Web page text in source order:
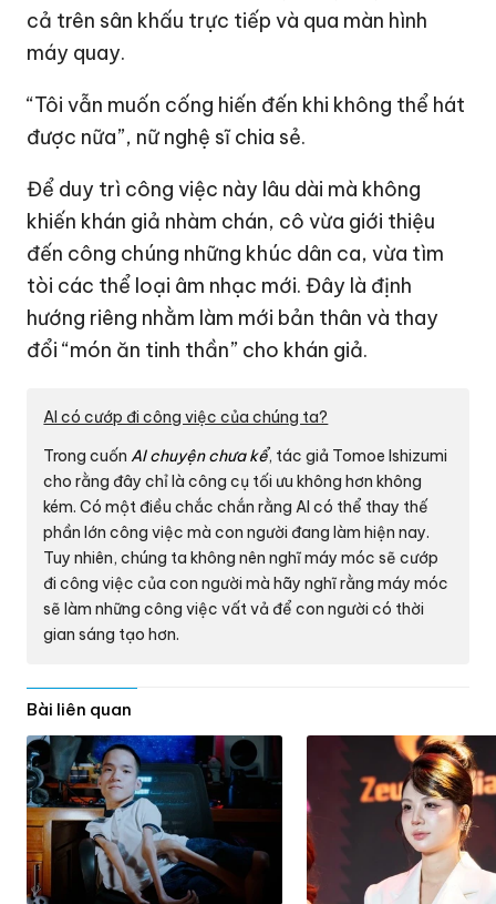
cả trên sân khấu trực tiếp và qua màn hình
máy quay.
“Tôi vẫn muốn cống hiến đến khi không thể hát
được nữa”, nữ nghệ sĩ chia sẻ.
Để duy trì công việc này lâu dài mà không
khiến khán giả nhàm chán, cô vừa giới thiệu
đến công chúng những khúc dân ca, vừa tìm
tòi các thể loại âm nhạc mới. Đây là định
hướng riêng nhằm làm mới bản thân và thay
đổi “món ăn tinh thần” cho khán giả.
AI có cướp đi công việc của chúng ta?
Trong cuốn AI chuyện chưa kể, tác giả Tomoe Ishizumi
cho rằng đây chỉ là công cụ tối ưu không hơn không
kém. Có một điều chắc chắn rằng AI có thể thay thế
phần lớn công việc mà con người đang làm hiện nay.
Tuy nhiên, chúng ta không nên nghĩ máy móc sẽ cướp
đi công việc của con người mà hãy nghĩ rằng máy móc
sẽ làm những công việc vất vả để con người có thời
gian sáng tạo hơn.
Bài liên quan